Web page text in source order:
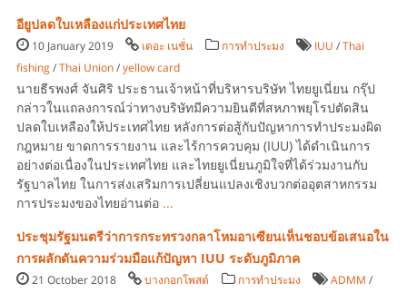
อียูปลดใบเหลืองแก่ประเทศไทย
10 January 2019 เดอะ เนชั่น การทำประมง IUU /Thai
fishing/Thai Union/yellow card
นายธีรพงศ์ จันศิริ ประธานเจ้าหน้าที่บริหารบริษัท ไทยยูเนี่ยน กรุ๊ป
กล่าวในแถลงการณ์ว่าทางบริษัทมีความยินดีที่สหภาพยุโรปตัดสิน
ปลดใบเหลืองให้ประเทศไทย หลังการต่อสู้กับปัญหาการทำประมงผิด
กฎหมาย ขาดการรายงาน และไร้การควบคุม (IUU) ได้ดำเนินการ
อย่างต่อเนื่องในประเทศไทย และไทยยูเนี่ยนภูมิใจที่ได้ร่วมงานกับ
รัฐบาลไทย ในการส่งเสริมการเปลี่ยนแปลงเชิงบวกต่ออุตสาหกรรม
การประมงของไทยอ่านต่อ ...
ประชุมรัฐมนตรีว่าการกระทรวงกลาโหมอาเซียนเห็นชอบข้อเสนอใน
การผลักดันความร่วมมือแก้ปัญหา IUU ระดับภูมิภาค
21 October 2018 บางกอกโพสต์ การทำประมง ADMM /